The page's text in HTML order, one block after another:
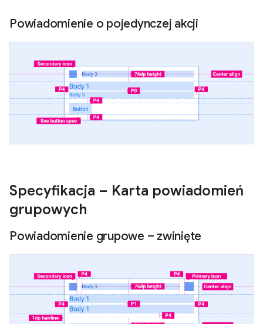
Powiadomienie o pojedynczej akcji
Specyfikacja – Karta powiadomień
grupowych
Powiadomienie grupowe – zwinięte